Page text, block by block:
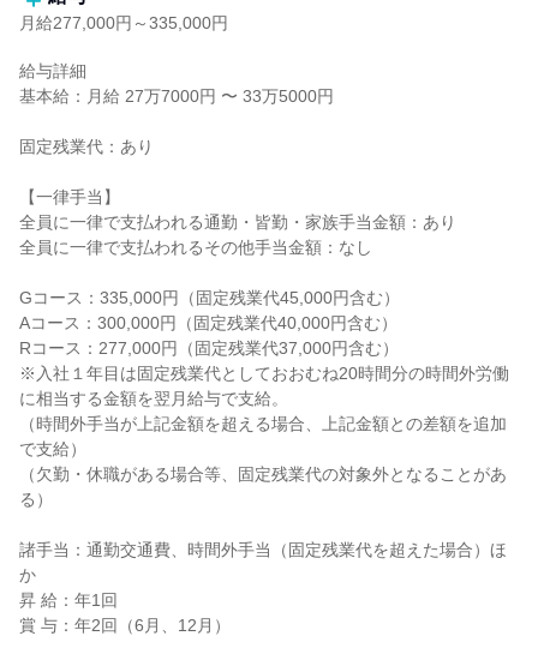
月給277,000円～335,000円
給与詳細
基本給：月給 27万7000円 〜 33万5000円
固定残業代：あり
【一律手当】
全員に一律で支払われる通勤・皆勤・家族手当金額：あり
全員に一律で支払われるその他手当金額：なし
Gコース：335,000円（固定残業代45,000円含む）
Aコース：300,000円（固定残業代40,000円含む）
Rコース：277,000円（固定残業代37,000円含む）
※入社１年目は固定残業代としておおむね20時間分の時間外労働
に相当する金額を翌月給与で支給。
（時間外手当が上記金額を超える場合、上記金額との差額を追加
で支給）
（欠勤・休職がある場合等、固定残業代の対象外となることがあ
る）
諸手当：通勤交通費、時間外手当（固定残業代を超えた場合）ほ
か
昇 給：年1回
賞 与：年2回（6月、12月）